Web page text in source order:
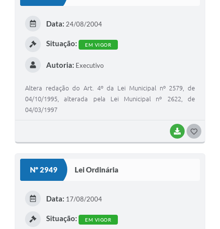
BAIXAR
Data: 24/08/2004
Situação: EM VIGOR
Autoria: Executivo
Altera redação do Art. 4º da Lei Municipal nº 2579, de
04/10/1995, alterada pela Lei Municipal nº 2622, de
04/03/1997
Nº 2949 Lei Ordinária
Data: 17/08/2004
Situação: EM VIGOR